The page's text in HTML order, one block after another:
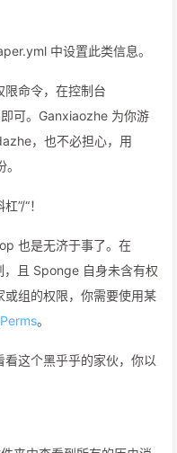
中设置此类信息。
限命令，在控制台
可。Ganxiaozhe 为你游
，也不必担心，用
”/“！
也是无济于事了。在
且 Sponge 自身未含有权
组的权限，你需要使用某
。
这个黑乎乎的家伙，你以